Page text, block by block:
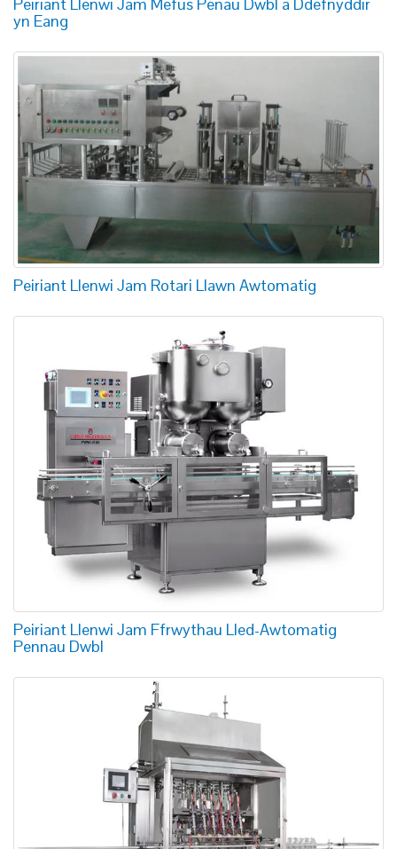
Peiriant Llenwi Jam Mefus Penau Dwbl a Ddefnyddir
yn Eang
Peiriant Llenwi Jam Rotari Llawn Awtomatig
Peiriant Llenwi Jam Ffrwythau Lled-Awtomatig
Pennau Dwbl